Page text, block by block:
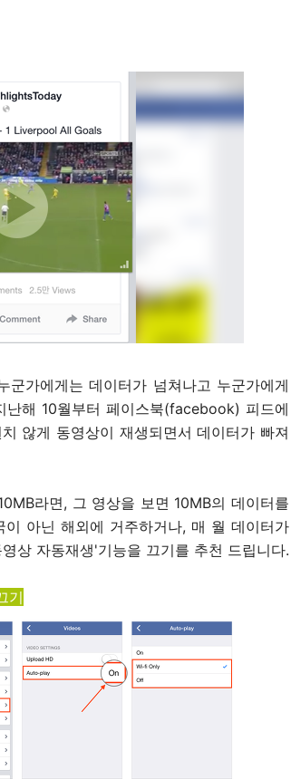
가에게는 데이터가 넘쳐나고 누군가에게
난해 10월부터 페이스북(facebook) 피드에
않게 동영상이 재생되면서 데이터가 빠져
라면, 그 영상을 보면 10MB의 데이터를
아닌 해외에 거주하거나, 매 월 데이터가
상 자동재생'기능을 끄기를 추천 드립니다.
기